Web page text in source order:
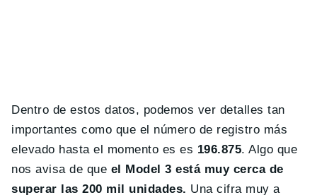
Dentro de estos datos, podemos ver detalles tan
importantes como que el número de registro más
elevado hasta el momento es es 196.875. Algo que
nos avisa de que el Model 3 está muy cerca de
superar las 200 mil unidades. Una cifra muy a